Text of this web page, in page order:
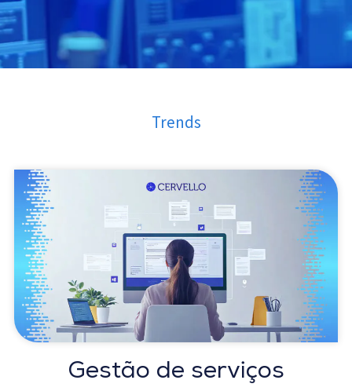
Trends
Gestão de serviços